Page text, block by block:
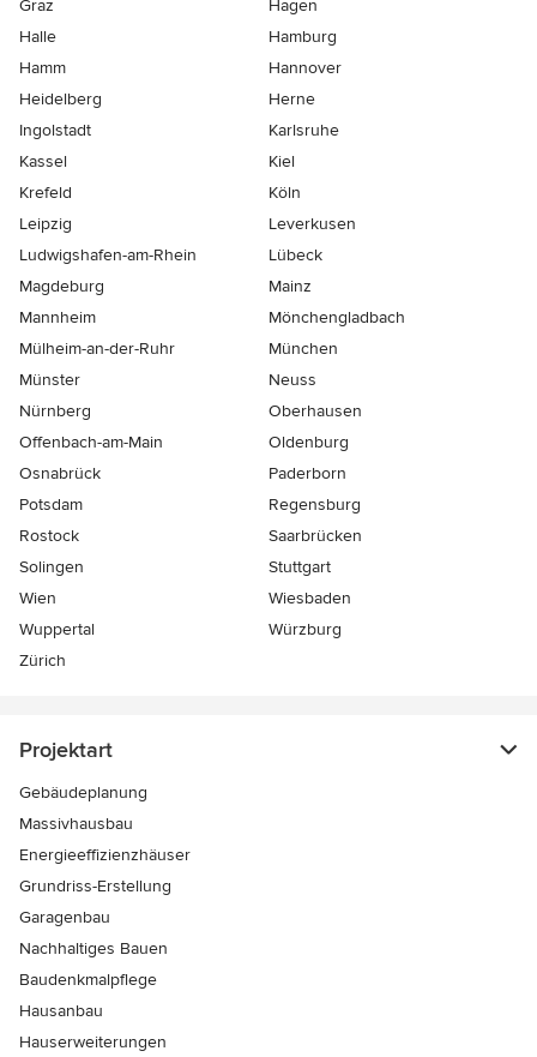
Graz
Hagen
Halle
Hamburg
Hamm
Hannover
Heidelberg
Herne
Ingolstadt
Karlsruhe
Kassel
Kiel
Krefeld
Köln
Leipzig
Leverkusen
Ludwigshafen-am-Rhein
Lübeck
Magdeburg
Mainz
Mannheim
Mönchen­gladbach
Mülheim-an-der-Ruhr
München
Münster
Neuss
Nürnberg
Oberhausen
Offenbach-am-Main
Oldenburg
Osnabrück
Paderborn
Potsdam
Regensburg
Rostock
Saarbrücken
Solingen
Stuttgart
Wien
Wiesbaden
Wuppertal
Würzburg
Zürich
Projektart
Gebäudeplanung
Massivhausbau
Energieeffizienzhäuser
Grundriss-Erstellung
Garagenbau
Nachhaltiges Bauen
Baudenkmalpflege
Hausanbau
Hauserweiterungen